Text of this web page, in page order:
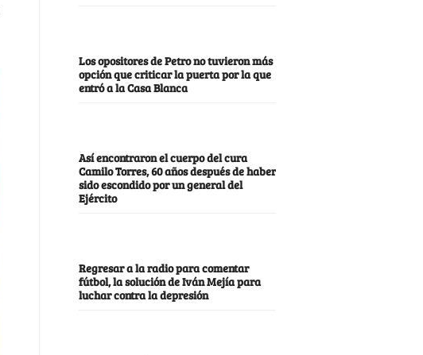
Los opositores de Petro no tuvieron más
opción que criticar la puerta por la que
entró a la Casa Blanca
Así encontraron el cuerpo del cura
Camilo Torres, 60 años después de haber
sido escondido por un general del
Ejército
Regresar a la radio para comentar
fútbol, la solución de Iván Mejía para
luchar contra la depresión